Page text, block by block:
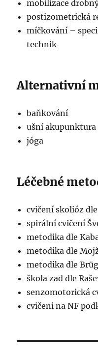
mobilizace
postizometrická
míčkování –
technik
Alternativní
baňkování
ušní akupunktura
jóga
Léčebné
cvičení skolióz
spirální cvičení
metodika dle
metodika dle
metodika dle
škola zad dle
senzomotorická
cvičeni na NF